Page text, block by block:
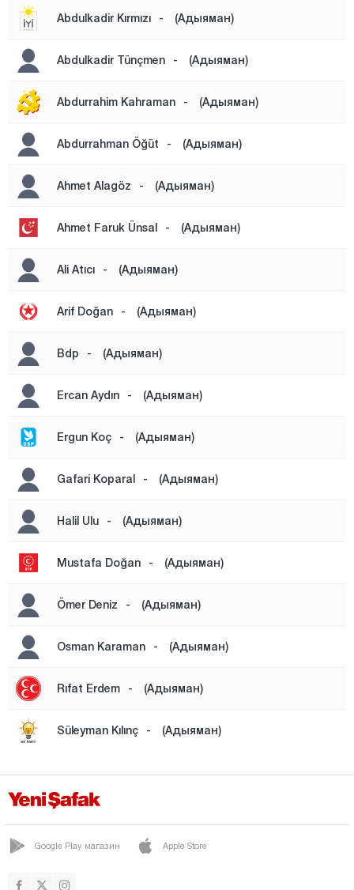
Кесметепе
Центр
САМСАТ
ТУТ
Афьонкарахисар
Агры
Амасья
Анталия
Артвин
Айдын
Бартын
Батман
Биледжик
Бингёль
Болу
Бурдур
Abdulkadir Kırmızı - (Адыяман)
Abdulkadir Tünçmen - (Адыяман)
Abdurrahim Kahraman - (Адыяман)
Abdurrahman Öğüt - (Адыяман)
Ahmet Alagöz - (Адыяман)
Ahmet Faruk Ünsal - (Адыяман)
Ali Atıcı - (Адыяман)
Arif Doğan - (Адыяман)
Bdp - (Адыяман)
Ercan Aydın - (Адыяман)
Ergun Koç - (Адыяман)
Gafari Koparal - (Адыяман)
Halil Ulu - (Адыяман)
Mustafa Doğan - (Адыяман)
Ömer Deniz - (Адыяман)
Osman Karaman - (Адыяман)
Rıfat Erdem - (Адыяман)
Süleyman Kılınç - (Адыяман)
Google Play магазин Apple Store